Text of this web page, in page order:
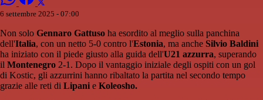
6 settembre 2025 - 07:00
Non solo Gennaro Gattuso ha esordito al meglio sulla panchina
dell'Italia, con un netto 5-0 contro l'Estonia, ma anche Silvio Baldini
ha iniziato con il piede giusto alla guida dell'U21 azzurra, superando
il Montenegro 2-1. Dopo il vantaggio iniziale degli ospiti con un gol
di Kostic, gli azzurrini hanno ribaltato la partita nel secondo tempo
grazie alle reti di Lipani e Koleosho.